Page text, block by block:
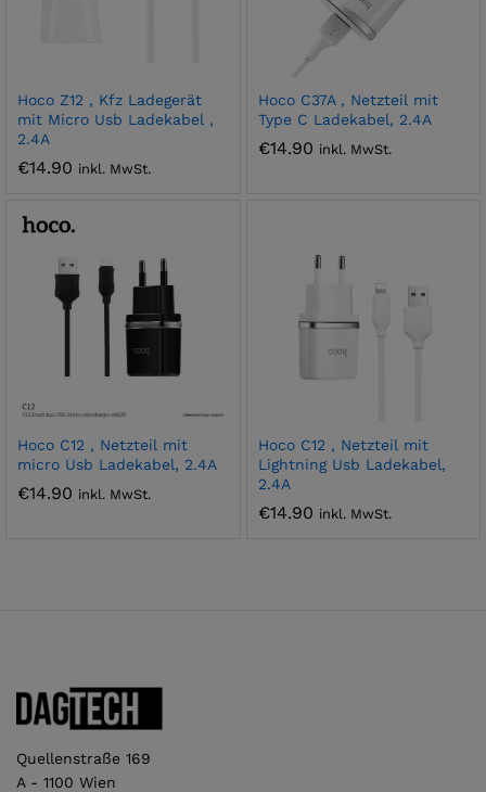
Hoco Z12 , Kfz Ladegerät
mit Micro Usb Ladekabel ,
2.4A
€14.90 inkl. MwSt.
Hoco C37A , Netzteil mit
Type C Ladekabel, 2.4A
€14.90 inkl. MwSt.
Hoco C12 , Netzteil mit
micro Usb Ladekabel, 2.4A
€14.90 inkl. MwSt.
Hoco C12 , Netzteil mit
Lightning Usb Ladekabel,
2.4A
€14.90 inkl. MwSt.
Quellenstraße 169
A - 1100 Wien